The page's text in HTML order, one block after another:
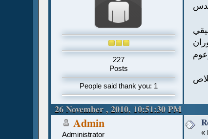
227
Posts
People said thank you: 1
26 November , 2010, 10:51:30 PM
Admin
Administrator «